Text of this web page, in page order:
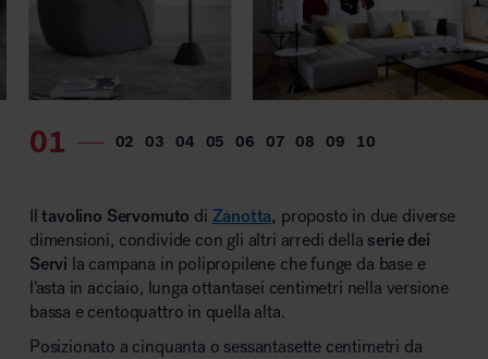
Iltavolino Servomuto di Zanotta, proposto in due diverse
dimensioni, condivide con gli altri arredi della serie dei
Servi la campana in polipropilene che funge da base e
l’asta in acciaio, lunga ottantasei centimetri nella versione
bassa e centoquattro in quella alta.
Posizionato a cinquanta o sessantasette centimetri da